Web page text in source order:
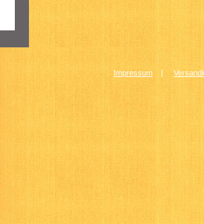
Impressum |